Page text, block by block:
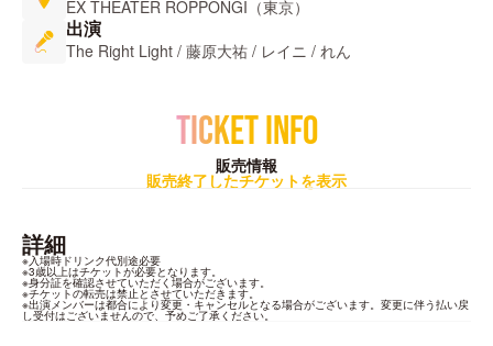
EX THEATER ROPPONGI（東京）
出演
The Right Light / 藤原大祐 / レイニ / れん
TICKET INFO
販売情報
販売終了したチケットを表示
詳細
※入場時ドリンク代別途必要
※3歳以上はチケットが必要となります。
※身分証を確認させていただく場合がございます。
※チケットの転売は禁止とさせていただきます。
※出演メンバーは都合により変更・キャンセルとなる場合がございます。変更に伴う払い戻
し受付はございませんので、予めご了承ください。